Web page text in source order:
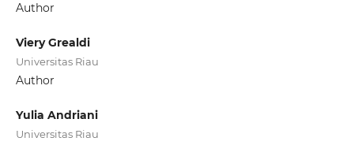
Author
Viery Grealdi
Universitas Riau
Author
Yulia Andriani
Universitas Riau